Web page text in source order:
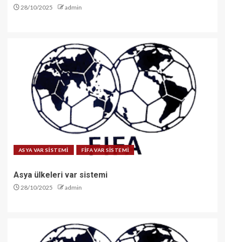
28/10/2025 admin
ASYA VAR SİSTEMİ FİFA VAR SİSTEMİ
Asya ülkeleri var sistemi
28/10/2025 admin